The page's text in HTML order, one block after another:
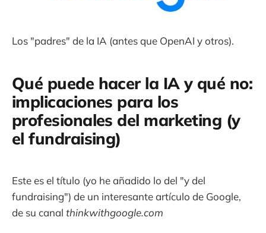
Los "padres" de la IA (antes que OpenAI y otros).
Qué puede hacer la IA y qué no:
implicaciones para los
profesionales del marketing (y
el fundraising)
Este es el título (yo he añadido lo del "y del
fundraising") de un interesante artículo de Google,
de su canal thinkwithgoogle.com